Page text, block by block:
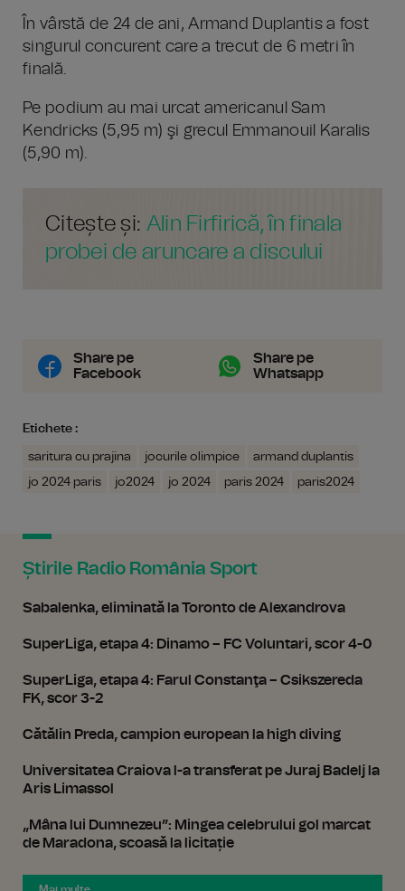
În vârstă de 24 de ani, Armand Duplantis a fost
singurul concurent care a trecut de 6 metri în
finală.
Pe podium au mai urcat americanul Sam
Kendricks (5,95 m) şi grecul Emmanouil Karalis
(5,90 m).
Citește și: Alin Firfirică, în finala
probei de aruncare a discului
Share pe
Facebook
Share pe
Whatsapp
Etichete :
saritura cu prajina jocurile olimpice
armand duplantis
jo 2024 paris
jo2024 jo 2024 paris 2024 paris2024
Știrile Radio România Sport
Sabalenka, eliminată la Toronto de Alexandrova
SuperLiga, etapa 4: Dinamo – FC Voluntari, scor 4-0
SuperLiga, etapa 4: Farul Constanţa – Csikszereda
FK, scor 3-2
Cătălin Preda, campion european la high diving
Universitatea Craiova l-a transferat pe Juraj Badelj la
Aris Limassol
„Mâna lui Dumnezeu”: Mingea celebrului gol marcat
de Maradona, scoasă la licitație